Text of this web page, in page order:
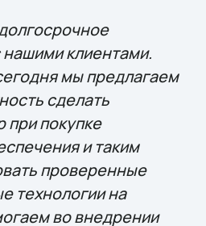
клиентами.
мы предлагаем
сделать
при покупке
и таким
проверенные
технологии на
во внедрении